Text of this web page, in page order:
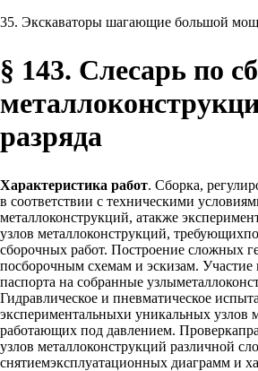
35. Экскаваторы шагающие большой
§ 143. Слесарь по
разряда
Характеристика работ. Сборка,
в соответствии с техническими
металлоконструкций, атакже
узлов металлоконструкций,
сборочных работ. Построение сложных
посборочным схемам и эскизам. Участие
паспорта на собранные
Гидравлическое и пневматическое
экспериментальныхи уникальных узлов
работающих под давлением.
узлов металлоконструкций различной
снятиемэксплуатационных диаграмм и